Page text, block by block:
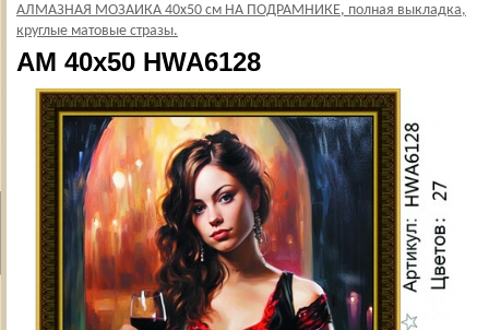
АЛМАЗНАЯ МОЗАИКА 40х50 см НА ПОДРАМНИКЕ, полная выкладка,
круглые матовые стразы.
AM 40х50 HWA6128